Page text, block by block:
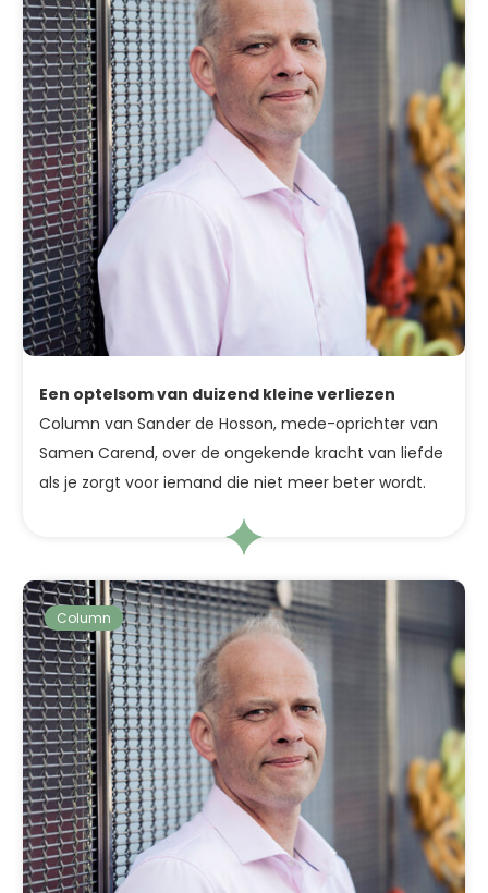
Een optelsom van duizend kleine verliezen
Column van Sander de Hosson, mede-oprichter van
Samen Carend, over de ongekende kracht van liefde
als je zorgt voor iemand die niet meer beter wordt.
Column